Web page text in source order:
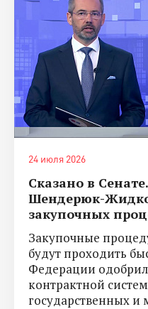
24 июля 2026
Сказано в
Шендерюк-
закупочных
Закупочные
будут проходить
Федерации
контрактной
государственных